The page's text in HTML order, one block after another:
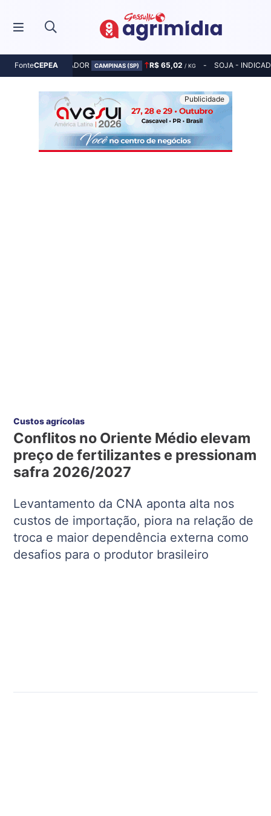
FonteCEPEA
MILHO - INDICADOR CAMPINAS (SP) R$ 65,02 / KG SOJA -
Custos agrícolas
Conflitos no Oriente Médio elevam
preço de fertilizantes e pressionam
safra 2026/2027
Levantamento da CNA aponta alta nos
custos de importação, piora na relação de
troca e maior dependência externa como
desafios para o produtor brasileiro